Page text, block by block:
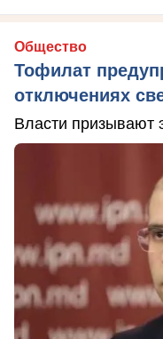
Общество
Тофилат
отключениях
Власти призывают